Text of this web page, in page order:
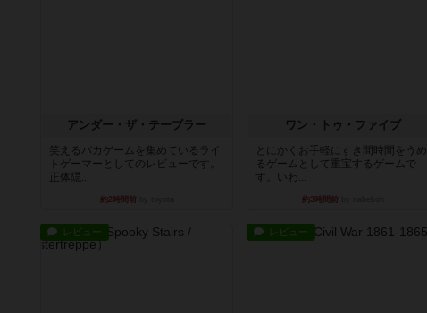
アンダー・ザ・テーブラー
笑えるバカゲームを集めているライ
トゲーマーとしてのレビューです。
正体隠...
約2時間前
ワン・トゥ・ファイブ
とにかくお手軽にすき間時間をうめ
るゲームとして重宝するゲームで
す。いわ...
約3時間前
レビュー レビュー